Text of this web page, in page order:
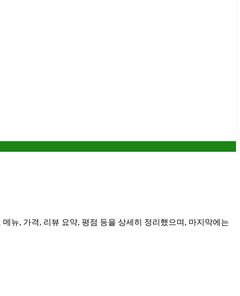
뉴, 가격, 리뷰 요약, 평점 등을 상세히 정리했으며, 마지막에는